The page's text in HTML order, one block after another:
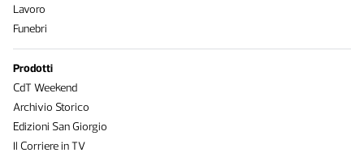
Lavoro
Funebri
Prodotti
CdT Weekend
Archivio Storico
Edizioni San Giorgio
Il Corriere in TV